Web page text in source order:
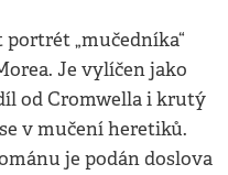
„mučedníka“
Je vylíčen jako
od Cromwella i krutý
v mučení heretiků.
je podán doslova